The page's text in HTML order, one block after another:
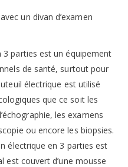
un divan d’examen
3 parties est un équipement
de santé, surtout pour
électrique est utilisé
que ce soit les
les examens
ou encore les biopsies.
électrique en 3 parties est
est couvert d’une mousse